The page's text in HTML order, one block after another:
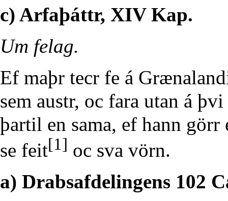
c) Arfaþáttr, XIV Kap.
Um felag.
Ef maþr tecr fe á
sem austr, oc fara utan á
þartil en sama, ef hann
se feit[1] oc sva vörn.
a) Drabsafdelingens 102